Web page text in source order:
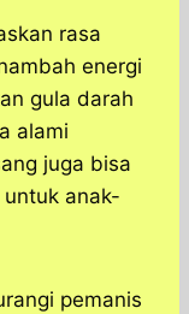
rasa
energi
gula darah
alami
juga bisa
anak-
pemanis